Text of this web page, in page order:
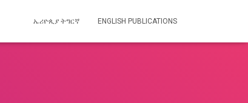
ኤሪዮጲያ ትግርኛ ENGLISH PUBLICATIONS